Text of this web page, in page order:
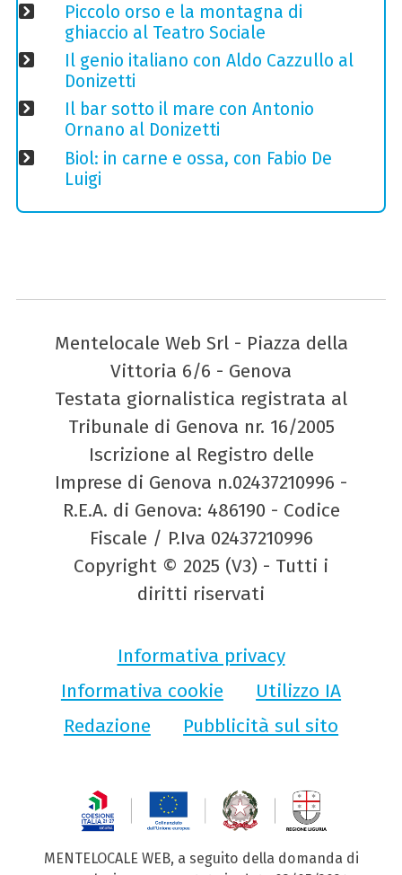
Piccolo orso e la montagna di
ghiaccio al Teatro Sociale
Il genio italiano con Aldo Cazzullo al
Donizetti
Il bar sotto il mare con Antonio
Ornano al Donizetti
Biol: in carne e ossa, con Fabio De
Luigi
Mentelocale Web Srl - Piazza della
Vittoria 6/6 - Genova
Testata giornalistica registrata al
Tribunale di Genova nr. 16/2005
Iscrizione al Registro delle
Imprese di Genova n.02437210996 -
R.E.A. di Genova: 486190 - Codice
Fiscale / P.Iva 02437210996
Copyright © 2025 (V3) - Tutti i
diritti riservati
Informativa privacy
Informativa cookie
Utilizzo IA
Redazione
Pubblicità sul sito
MENTELOCALE WEB, a seguito della domanda di